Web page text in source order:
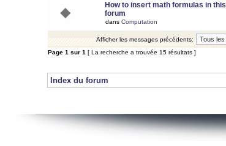
How to insert math formulas in this
forum
dans Computation
Afficher les messages précédents:
Page 1 sur 1 [ La recherche a trouvée 15 résultats ]
Index du forum